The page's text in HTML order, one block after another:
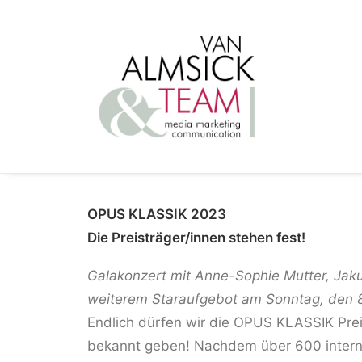
OPUS KLASSIK 2023
Die Preisträger/innen stehen fest!
Galakonzert mit Anne-Sophie Mutter,
weiterem Staraufgebot am Sonntag, den
Endlich dürfen wir die OPUS KLASSIK
bekannt geben! Nachdem über 600